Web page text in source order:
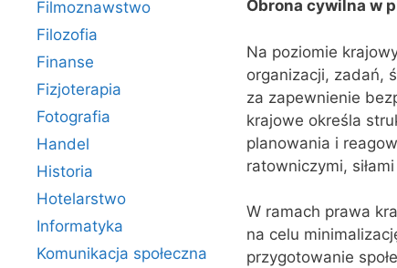
Obrona cywilna w
Na poziomie
organizacji, zadań,
za zapewnienie
krajowe określa
planowania i
ratowniczymi,
W ramach prawa
na celu
przygotowanie
Filmoznawstwo
Filozofia
Finanse
Fizjoterapia
Fotografia
Handel
Historia
Hotelarstwo
Informatyka
Komunikacja społeczna